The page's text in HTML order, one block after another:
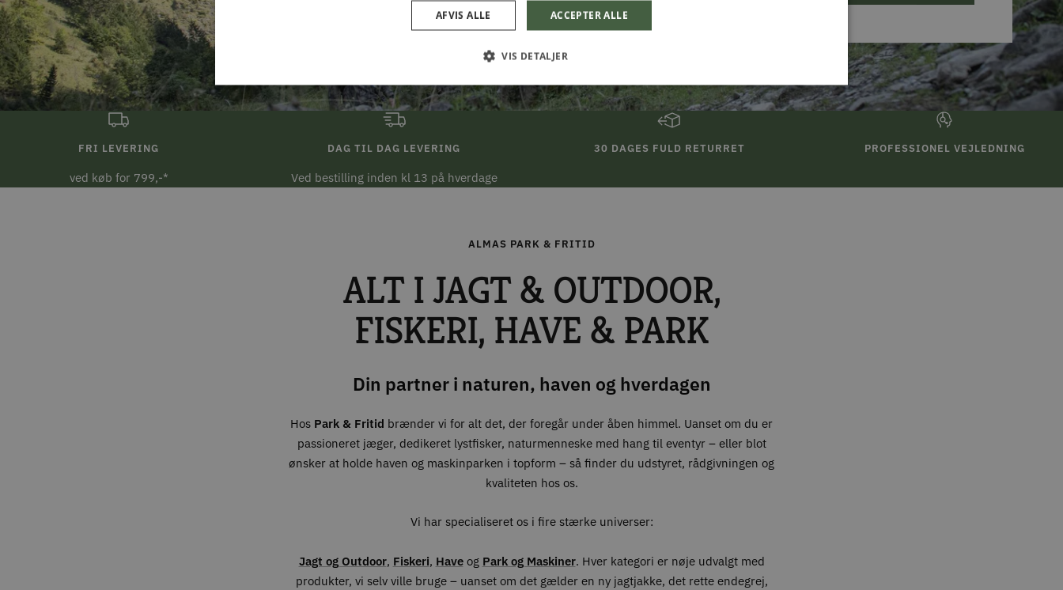
FRI LEVERING
ved køb for 799,-*
DAG TIL DAG LEVERING
Ved bestilling inden kl 13 på hverdage
30 DAGES FULD RETURRET PROFESSIONEL VEJLEDNING
ALMAS PARK & FRITID
ALT I JAGT & OUTDOOR,
FISKERI, HAVE & PARK
Din partner i naturen, haven og hverdagen
Hos Park & Fritid brænder vi for alt det, der foregår under åben himmel. Uanset om du er
passioneret jæger, dedikeret lystfisker, naturmenneske med hang til eventyr – eller blot
ønsker at holde haven og maskinparken i topform – så finder du udstyret, rådgivningen og
kvaliteten hos os.
Vi har specialiseret os i fire stærke universer:
Jagt og Outdoor, Fiskeri, Haveog Park og Maskiner. Hver kategori er nøje udvalgt med
produkter, vi selv ville bruge – uanset om det gælder en ny jagtjakke, det rette endegrej,
ACCEPTER ALLE
AFVIS ALLE
VIS DETALJER